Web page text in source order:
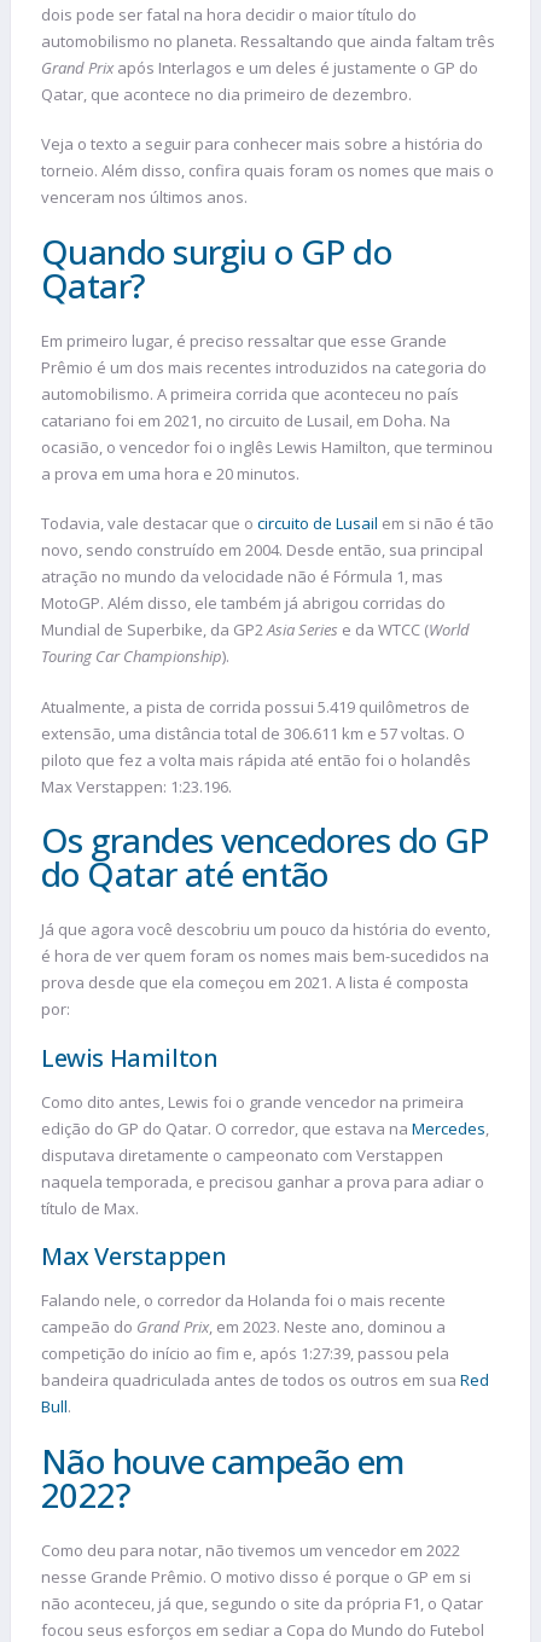
dois pode ser fatal na hora decidir o maior título do
automobilismo no planeta. Ressaltando que ainda faltam três
Grand Prix após Interlagos e um deles é justamente o GP do
Qatar, que acontece no dia primeiro de dezembro.
Veja o texto a seguir para conhecer mais sobre a história do
torneio. Além disso, confira quais foram os nomes que mais o
venceram nos últimos anos.
Quando surgiu o GP do
Qatar?
Em primeiro lugar, é preciso ressaltar que esse Grande
Prêmio é um dos mais recentes introduzidos na categoria do
automobilismo. A primeira corrida que aconteceu no país
catariano foi em 2021, no circuito de Lusail, em Doha. Na
ocasião, o vencedor foi o inglês Lewis Hamilton, que terminou
a prova em uma hora e 20 minutos.
Todavia, vale destacar que o circuito de Lusail em si não é tão
novo, sendo construído em 2004. Desde então, sua principal
atração no mundo da velocidade não é Fórmula 1, mas
MotoGP. Além disso, ele também já abrigou corridas do
Mundial de Superbike, da GP2Asia Series e da WTCC (World
Touring Car Championship).
Atualmente, a pista de corrida possui 5.419 quilômetros de
extensão, uma distância total de 306.611 km e 57 voltas. O
piloto que fez a volta mais rápida até então foi o holandês
Max Verstappen: 1:23.196.
Os grandes vencedores do GP
do Qatar até então
Já que agora você descobriu um pouco da história do evento,
é hora de ver quem foram os nomes mais bem-sucedidos na
prova desde que ela começou em 2021. A lista é composta
por:
Lewis Hamilton
Como dito antes, Lewis foi o grande vencedor na primeira
edição do GP do Qatar. O corredor, que estava na Mercedes,
disputava diretamente o campeonato com Verstappen
naquela temporada, e precisou ganhar a prova para adiar o
título de Max.
Max Verstappen
Falando nele, o corredor da Holanda foi o mais recente
campeão do Grand Prix, em 2023. Neste ano, dominou a
competição do início ao fim e, após 1:27:39, passou pela
bandeira quadriculada antes de todos os outros em sua Red
Bull.
Não houve campeão em
2022?
Como deu para notar, não tivemos um vencedor em 2022
nesse Grande Prêmio. O motivo disso é porque o GP em si
não aconteceu, já que, segundo o site da própria F1, o Qatar
focou seus esforços em sediar a Copa do Mundo do Futebol